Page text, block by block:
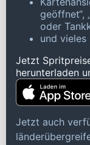
geöffnet“,
oder
und vieles
Jetzt
herunterladen
Jetzt auch